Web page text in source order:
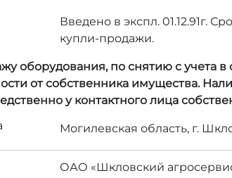
Введено в экспл. 01.12.91г.
купли-продажи.
оборудования, по снятию с учета
от собственника имущества.
у контактного лица
Могилевская область, г.
ОАО «Шкловский